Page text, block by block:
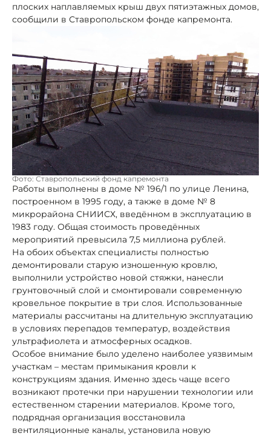
плоских наплавляемых крыш двух пятиэтажных домов,
сообщили в Ставропольском фонде капремонта.
Фото: Ставропольский фонд капремонта
Работы выполнены в доме № 196/1 по улице Ленина,
построенном в 1995 году, а также в доме № 8
микрорайона СНИИСХ, введённом в эксплуатацию в
1983 году. Общая стоимость проведённых
мероприятий превысила 7,5 миллиона рублей.
На обоих объектах специалисты полностью
демонтировали старую изношенную кровлю,
выполнили устройство новой стяжки, нанесли
грунтовочный слой и смонтировали современную
кровельное покрытие в три слоя. Использованные
материалы рассчитаны на длительную эксплуатацию
в условиях перепадов температур, воздействия
ультрафиолета и атмосферных осадков.
Особое внимание было уделено наиболее уязвимым
участкам – местам примыкания кровли к
конструкциям здания. Именно здесь чаще всего
возникают протечки при нарушении технологии или
естественном старении материалов. Кроме того,
подрядная организация восстановила
вентиляционные каналы, установила новую